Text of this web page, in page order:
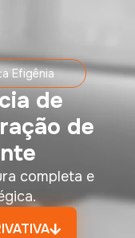
Efigênia
de
de
completa e